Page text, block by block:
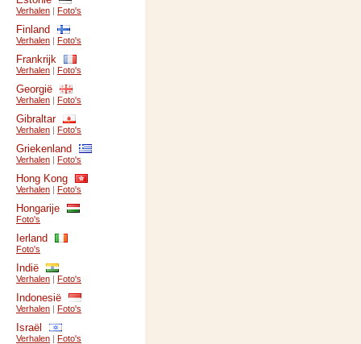
Verhalen | Foto's
Finland
Verhalen | Foto's
Frankrijk
Verhalen | Foto's
Georgië
Verhalen | Foto's
Gibraltar
Verhalen | Foto's
Griekenland
Verhalen | Foto's
Hong Kong
Verhalen | Foto's
Hongarije
Foto's
Ierland
Foto's
Indië
Verhalen | Foto's
Indonesië
Verhalen | Foto's
Israël
Verhalen | Foto's